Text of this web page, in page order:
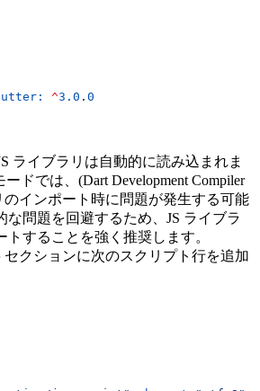
^3.0 . 0
ライブラリは自動的に読み込まれま
ードでは、(Dart Development Compiler
のインポート時に問題が発生する可能
な問題を回避するため、JS ライブラ
トすることを強く推奨します。
セクションに次のスクリプト行を追加